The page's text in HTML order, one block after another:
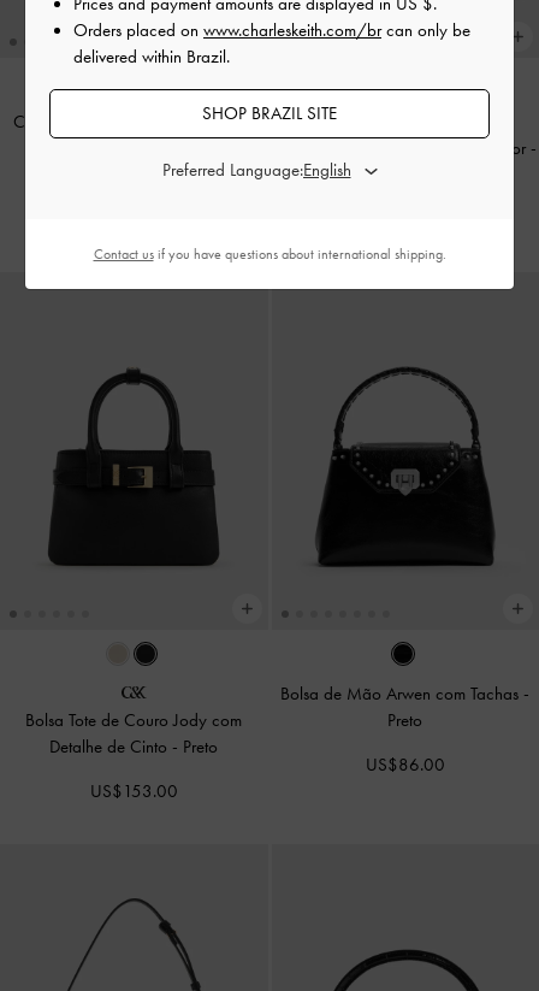
Cressida Embreagem Acolchoada
Necessaire Enola com alça superior -
Bolsa Tote de Couro Jody com
Detalhe de Cinto - Preto
US$153.00
Bolsa de Mão Arwen com Tachas -
Preto
US$86.00
Orders placed on www.charleskeith.com/brcan only be
delivered within Brazil.
SHOP BRAZIL SITE
Preferred Language:
Contact usif you have questions about international shipping.